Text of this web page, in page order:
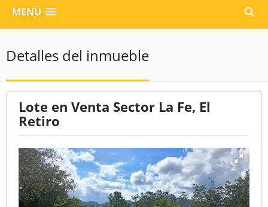
MENÚ
Detalles del inmueble
Lote en Venta Sector La Fe, El
Retiro